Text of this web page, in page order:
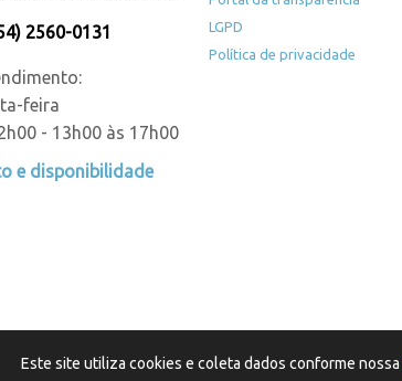
2560-0131
feira
- 13h00 às 17h00
e disponibilidade
LGPD
Política de privacidade
Este site utiliza cookies e coleta dados conforme nossa